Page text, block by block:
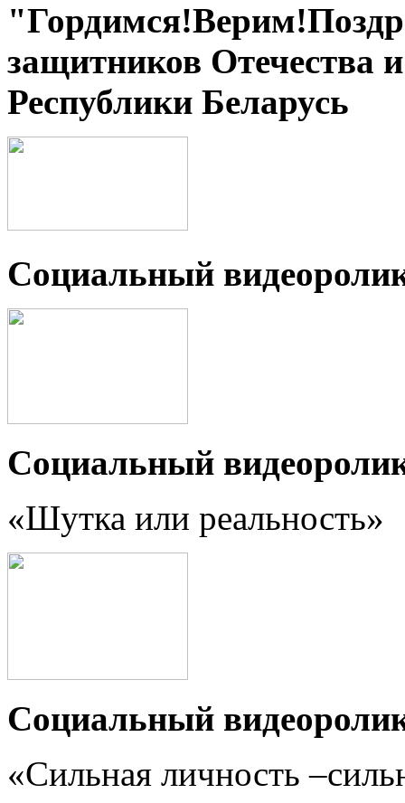
защитников Отечества
Республики Беларусь
Социальный
Социальный
«Шутка или реальность»
Социальный
«Сильная личность